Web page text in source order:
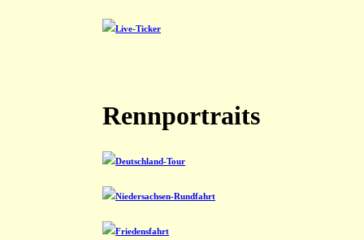
Live-Ticker
Rennportraits
Deutschland-Tour
Niedersachsen-Rundfahrt
Friedensfahrt